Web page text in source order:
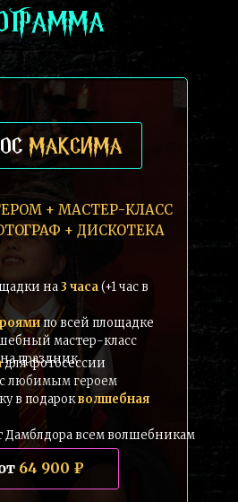
+ МАСТЕР-КЛАСС
+ ДИСКОТЕКА
на3 часа(+1 час в
по всей площадке
мастер-класс
на праздник
для фотосессии
с любимым героем
в подарокволшебная
Дамблдора всем волшебникам
64 900 ₽
МАКСИМА